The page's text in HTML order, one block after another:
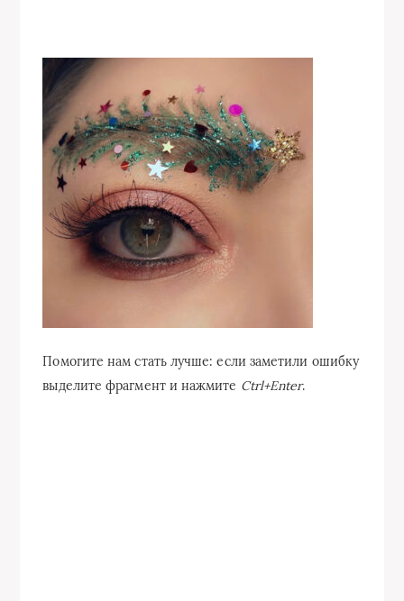
Помогите нам стать лучше: если заметили ошибку
выделите фрагмент и нажмите Ctrl+Enter.